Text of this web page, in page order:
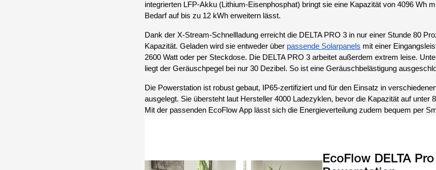
integrierten LFP-Akku (Lithium-Eisenphosphat) bringt sie eine Kapazität von 4096 Wh
Bedarf auf bis zu 12 kWh erweitern lässt.
Dank der X-Stream-Schnellladung erreicht die DELTA PRO 3 in nur einer Stunde 80
Kapazität. Geladen wird sie entweder über passende Solarpanels mit einer
2600 Watt oder per Steckdose. Die DELTA PRO 3 arbeitet außerdem extrem leise.
liegt der Geräuschpegel bei nur 30 Dezibel. So ist eine Geräuschbelästigung
Die Powerstation ist robust gebaut, IP65-zertifiziert und für den Einsatz in
ausgelegt. Sie übersteht laut Hersteller 4000 Ladezyklen, bevor die Kapazität auf unter
Mit der passenden EcoFlow App lässt sich die Energieverteilung zudem bequem per
EcoFlow DELTA